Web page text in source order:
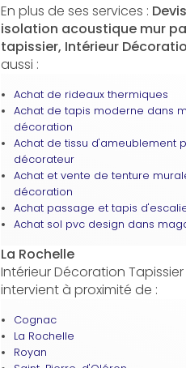
En plus de ses services :
isolation acoustique mur
tapissier, Intérieur
aussi :
Achat de rideaux thermiques
Achat de tapis moderne dans
décoration
Achat de tissu d'ameublement
décorateur
Achat et vente de tenture
décoration
Achat passage et tapis
Achat sol pvc design dans
La Rochelle
Intérieur Décoration
intervient à proximité de :
Cognac
La Rochelle
Royan